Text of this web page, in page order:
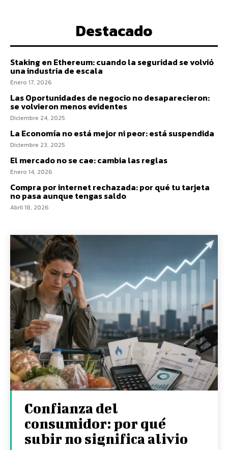
Destacado
Staking en Ethereum: cuando la seguridad se volvió
una industria de escala
Enero 17, 2026
Las Oportunidades de negocio no desaparecieron:
se volvieron menos evidentes
Diciembre 24, 2025
La Economía no está mejor ni peor: está suspendida
Diciembre 23, 2025
El mercado no se cae: cambia las reglas
Enero 14, 2026
Compra por internet rechazada: por qué tu tarjeta
no pasa aunque tengas saldo
Abril 18, 2026
Confianza del
consumidor: por qué
subir no significa alivio